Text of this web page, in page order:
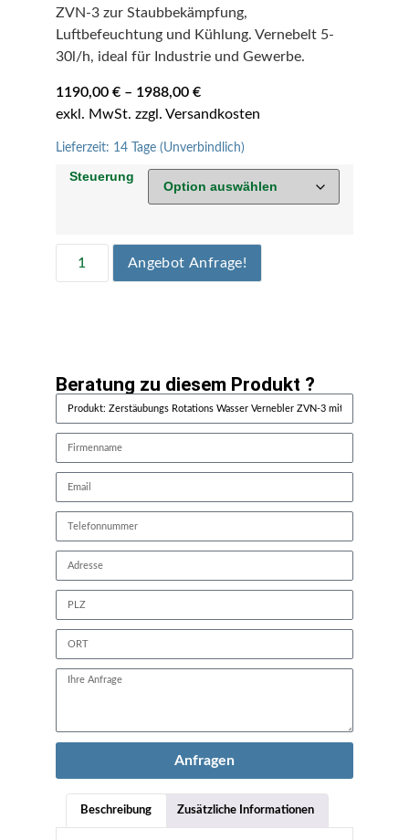
ZVN-3 zur Staubbekämpfung,
Luftbefeuchtung und Kühlung. Vernebelt 5-
30l/h, ideal für Industrie und Gewerbe.
1190,00 €– 1988,00 €
Lieferzeit: 14 Tage (Unverbindlich)
Steuerung
Angebot Anfrage!
Beschreibung Zusätzliche Informationen
Beratung zu diesem Produkt ?
Anfragen